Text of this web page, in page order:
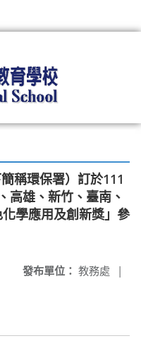
稱環保署）訂於111
高雄、新竹、臺南、
學應用及創新獎」參
發布單位： 教務處 |